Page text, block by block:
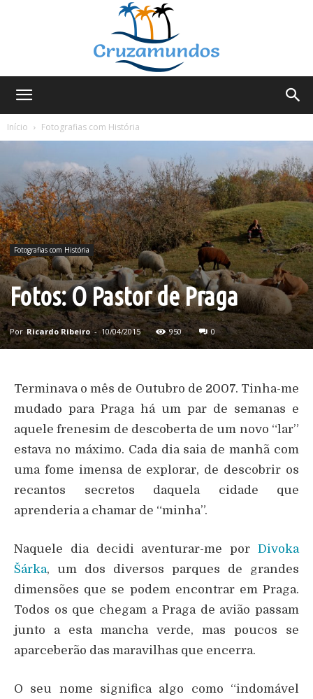
Início
Fotografias com História
Fotografias com História
Fotos: O Pastor de Praga
Por Ricardo Ribeiro - 10/04/2015 950 0
Terminava o mês de Outubro de 2007. Tinha-me
mudado para Praga há um par de semanas e
aquele frenesim de descoberta de um novo “lar”
estava no máximo. Cada dia saia de manhã com
uma fome imensa de explorar, de descobrir os
recantos secretos daquela cidade que
aprenderia a chamar de “minha”.
Naquele dia decidi aventurar-me por Divoka
Šárka, um dos diversos parques de grandes
dimensões que se podem encontrar em Praga.
Todos os que chegam a Praga de avião passam
junto a esta mancha verde, mas poucos se
aparceberão das maravilhas que encerra.
O seu nome significa algo como “indomável